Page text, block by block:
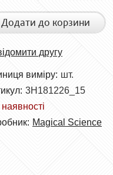
Додати до корзини
другу
виміру: шт.
3H181226_15
Magical Science